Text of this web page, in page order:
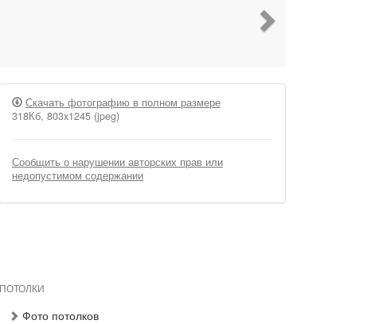
Скачать фотографию в полном размере
318Кб, 803x1245 (jpeg)
Сообщить о нарушении авторских прав или
недопустимом содержании
ПОТОЛКИ
Фото потолков